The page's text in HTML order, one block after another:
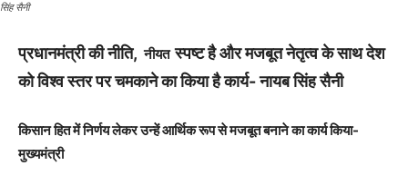
सिंह सैनी
प्रधानमंत्री की नीति, नीयतस्पष्ट है और मजबूत नेतृत्व के साथ देश
को विश्व स्तर पर चमकाने का किया है कार्य- नायब सिंह सैनी
किसान हित में निर्णय लेकर उन्हें आर्थिक रूप से मजबूत बनाने का कार्य किया-
मुख्यमंत्री